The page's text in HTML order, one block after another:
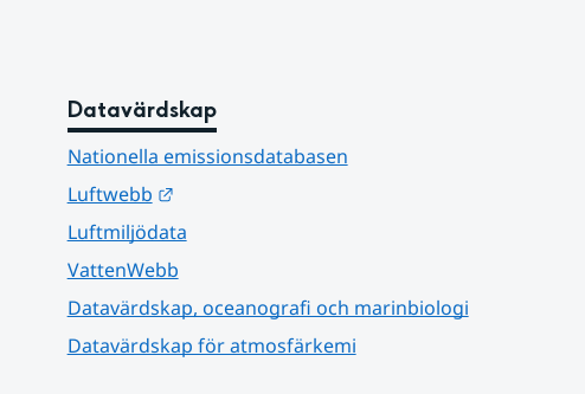
Datavärdskap
Nationella emissionsdatabasen
Luftwebb
Länk till annan webbplats.
Luftmiljödata
VattenWebb
Datavärdskap, oceanografi och marinbiologi
Datavärdskap för atmosfärkemi